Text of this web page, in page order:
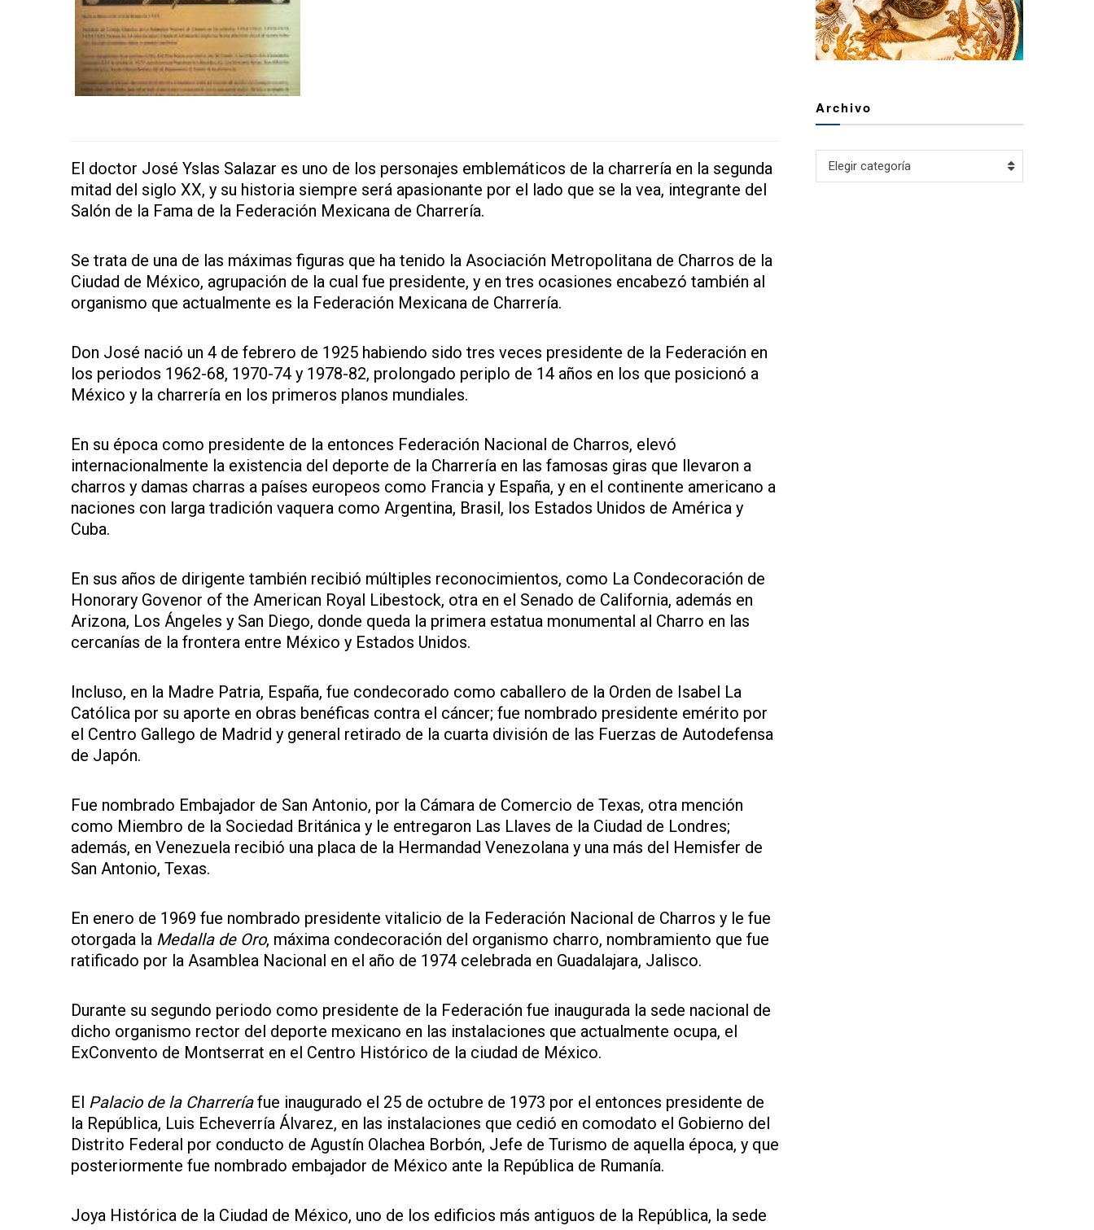
El doctor José Yslas Salazar es uno de los personajes emblemáticos de la charrería en la segunda
mitad del siglo XX, y su historia siempre será apasionante por el lado que se la vea, integrante del
Salón de la Fama de la Federación Mexicana de Charrería.
Se trata de una de las máximas figuras que ha tenido la Asociación Metropolitana de Charros de la
Ciudad de México, agrupación de la cual fue presidente, y en tres ocasiones encabezó también al
organismo que actualmente es la Federación Mexicana de Charrería.
Don José nació un 4 de febrero de 1925 habiendo sido tres veces presidente de la Federación en
los periodos 1962-68, 1970-74 y 1978-82, prolongado periplo de 14 años en los que posicionó a
México y la charrería en los primeros planos mundiales.
En su época como presidente de la entonces Federación Nacional de Charros, elevó
internacionalmente la existencia del deporte de la Charrería en las famosas giras que llevaron a
charros y damas charras a países europeos como Francia y España, y en el continente americano a
naciones con larga tradición vaquera como Argentina, Brasil, los Estados Unidos de América y
Cuba.
En sus años de dirigente también recibió múltiples reconocimientos, como La Condecoración de
Honorary Govenor of the American Royal Libestock, otra en el Senado de California, además en
Arizona, Los Ángeles y San Diego, donde queda la primera estatua monumental al Charro en las
cercanías de la frontera entre México y Estados Unidos.
Incluso, en la Madre Patria, España, fue condecorado como caballero de la Orden de Isabel La
Católica por su aporte en obras benéficas contra el cáncer; fue nombrado presidente emérito por
el Centro Gallego de Madrid y general retirado de la cuarta división de las Fuerzas de Autodefensa
de Japón.
Fue nombrado Embajador de San Antonio, por la Cámara de Comercio de Texas, otra mención
como Miembro de la Sociedad Británica y le entregaron Las Llaves de la Ciudad de Londres;
además, en Venezuela recibió una placa de la Hermandad Venezolana y una más del Hemisfer de
San Antonio, Texas.
En enero de 1969 fue nombrado presidente vitalicio de la Federación Nacional de Charros y le fue
otorgada la Medalla de Oro, máxima condecoración del organismo charro, nombramiento que fue
ratificado por la Asamblea Nacional en el año de 1974 celebrada en Guadalajara, Jalisco.
Durante su segundo periodo como presidente de la Federación fue inaugurada la sede nacional de
dicho organismo rector del deporte mexicano en las instalaciones que actualmente ocupa, el
ExConvento de Montserrat en el Centro Histórico de la ciudad de México.
El Palacio de la Charreríafue inaugurado el 25 de octubre de 1973 por el entonces presidente de
la República, Luis Echeverría Álvarez, en las instalaciones que cedió en comodato el Gobierno del
Distrito Federal por conducto de Agustín Olachea Borbón, Jefe de Turismo de aquella época, y que
posteriormente fue nombrado embajador de México ante la República de Rumanía.
Joya Histórica de la Ciudad de México, uno de los edificios más antiguos de la República, la sede
Archivo
Archivo
Elegir categoría